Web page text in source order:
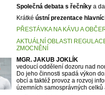
Společná debata s řečníkya
Krátké ústní prezentace
PŘESTÁVKA NA KÁVU A
AKTUÁLNÍ OBLASTI
ZMOCNĚNÍ
MGR. JAKUB JOKLÍK
vedoucí oddělení dozoru nad
Do jeho činnosti spadá výkon
obcí a taktéž provoz a rozvoj
územních samosprávných